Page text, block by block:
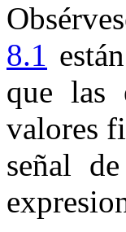
8.1
que las
valores
señal